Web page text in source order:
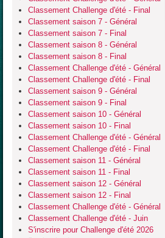
Classement Challenge d'été - Final
Classement saison 7 - Général
Classement saison 7 - Final
Classement saison 8 - Général
Classement saison 8 - Final
Classement Challenge d'été - Général
Classement Challenge d'été - Final
Classement saison 9 - Général
Classement saison 9 - Final
Classement saison 10 - Général
Classement saison 10 - Final
Classement Challenge d'été - Général
Classement Challenge d'été - Final
Classement saison 11 - Général
Classement saison 11 - Final
Classement saison 12 - Général
Classement saison 12 - Final
Classement Challenge d'été - Général
Classement Challenge d'été - Juin
S'inscrire pour Challenge d'été 2026